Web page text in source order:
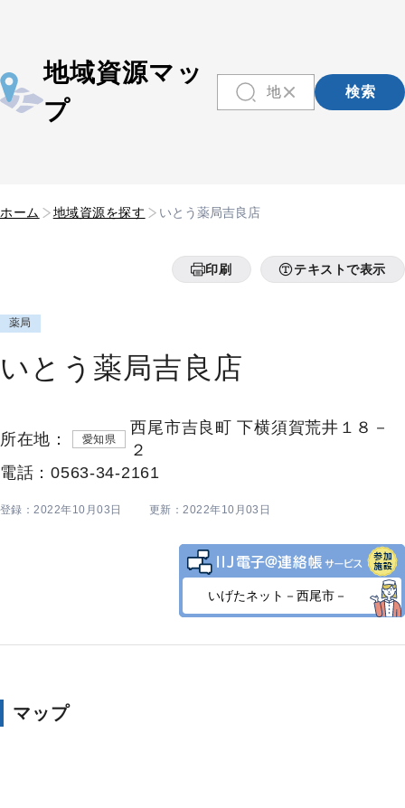
地域資源マッ
プ
検索
ホーム 地域資源を探す いとう薬局吉良店
印刷 テキストで表示
薬局
いとう薬局吉良店
所在地： 愛知県
西尾市吉良町 下横須賀荒井１８－
２
電話：0563-34-2161
登録：2022年10月03日 更新：2022年10月03日
いげたネット－西尾市－
マップ